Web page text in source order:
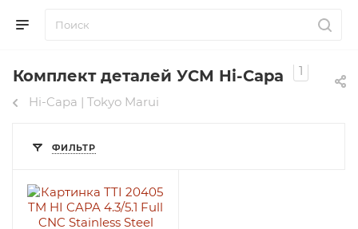
Комплект деталей УСМ Hi-Capa 1
Hi-Capa | Tokyo Marui
ФИЛЬТР